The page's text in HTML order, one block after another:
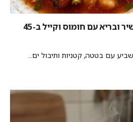
מתכון למרק ירקות עשיר ובריא עם חומוס וקייל ב-45
עם בטטה, קטניות ותיבול ים...